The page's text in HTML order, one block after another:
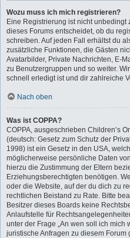
Wozu muss ich mich registrieren?
Eine Registrierung ist nicht
dieses Forums entscheidet, ob du
schreiben. Auf jeden Fall erhältst du
zusätzliche Funktionen, die Gästen
Avatarbilder, Private Nachrichten, E-
zu Benutzergruppen und so weiter.
schnell erledigt ist und dir zahlreiche
Nach oben
Was ist COPPA?
COPPA, ausgeschrieben Children’s
(deutsch: Gesetz zum Schutz der
1998) ist ein Gesetz in den USA,
möglicherweise persönliche Daten
hierzu die Zustimmung der Eltern
Erziehungsberechtigten benötigen.
oder die Website, auf der du dich zu
rechtlichen Beistand zu Rate. Bitte
Besitzer dieses Boards keine
Anlaufstelle für
unter der Frage „An wen soll ich
juristische Anfragen zu diesem Forum